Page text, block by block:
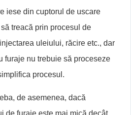
iese din cuptorul de uscare
treacă prin procesul de
uleiului, răcire etc., dar
furaje nu trebuie să proceseze
procesul.
de asemenea, dacă
de furaje este mai mică decât